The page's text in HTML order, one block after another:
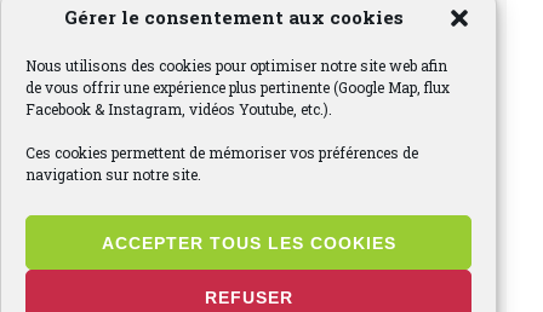
Gérer le consentement aux cookies
Nous utilisons des cookies pour optimiser notre site web afin
de vous offrir une expérience plus pertinente (Google Map, flux
Facebook & Instagram, vidéos Youtube, etc.).
Ces cookies permettent de mémoriser vos préférences de
navigation sur notre site.
ACCEPTER TOUS LES COOKIES
REFUSER